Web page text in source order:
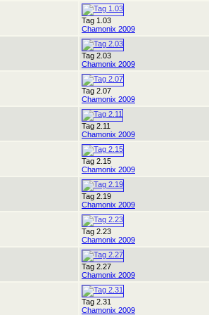
Tag 1.03
Chamonix 2009
Tag 2.03
Chamonix 2009
Tag 2.07
Chamonix 2009
Tag 2.11
Chamonix 2009
Tag 2.15
Chamonix 2009
Tag 2.19
Chamonix 2009
Tag 2.23
Chamonix 2009
Tag 2.27
Chamonix 2009
Tag 2.31
Chamonix 2009